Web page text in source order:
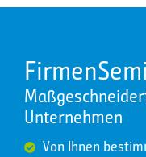
Unternehmen
Von Ihnen